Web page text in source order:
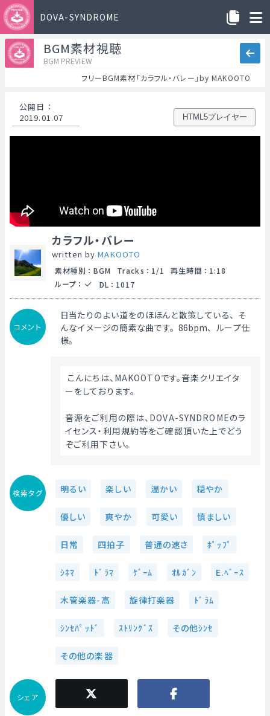
DOVA-SYNDROME
BGM素材視聴
BGM PREVIEW
フリーBGM素材「カラフル・バレー」by MAKOOTO
公開日 ：
2019.01.07
HTML5プレイヤー
カラフル・バレー
written byMAKOOTO
素材種別 ： BGM Tracks ： 1/1 再生時間 ： 1:18
ループ ： DL ： 1017
コメント
日当たりのよい道をのほほんと散策している、そ
んなイメージの簡素な曲です。86bpm、ループ仕
様。
ーをしております。
音源をご利用の際は、DOVA-SYNDROMEのラ
イセンス・利用規約等をご確認頂いた上でどう
ぞご利用下さい。
検索タグ 明るい 楽しい 温かい 穏やか
優しい 爽やか 可愛い 慎ましい
日常 四拍子 普通の速さ ﾎﾟｯﾌﾟ
ｼﾈﾏ ﾄﾞﾗﾏ ｹﾞｰﾑ ｵﾙｶﾞﾝ E.ﾍﾞｰｽ
木管楽器-高 旋律打楽器 ﾄﾞﾗﾑ
ｼﾝｾﾊﾟｯﾄﾞ ｽﾄﾘﾝｸﾞｽ その他ｼﾝｾ
その他の楽器
シェア